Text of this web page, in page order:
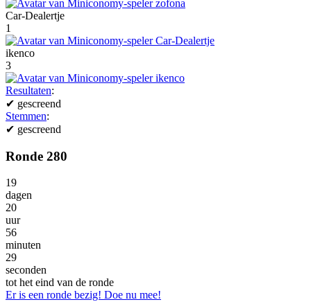
Car-Dealertje
1
ikenco
3
Resultaten:
✔ gescreend
Stemmen:
✔ gescreend
Ronde 280
19
dagen
20
uur
56
minuten
29
seconden
tot het eind van de ronde
Er is een ronde bezig! Doe nu mee!